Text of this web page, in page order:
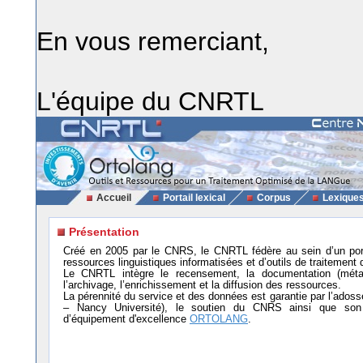
En vous remerciant,
L'équipe du CNRTL
Accueil Portail lexical Corpus
Présentation
Créé en 2005 par le CNRS, le CNRTL fédère au sein d’un
ressources linguistiques informatisées et d’outils de traitement
Le CNRTL intègre le recensement, la documentation
l’archivage, l’enrichissement et la diffusion des ressources.
La pérennité du service et des données est garantie par
– Nancy Université), le soutien du CNRS ainsi que
d’équipement d'excellence ORTOLANG.